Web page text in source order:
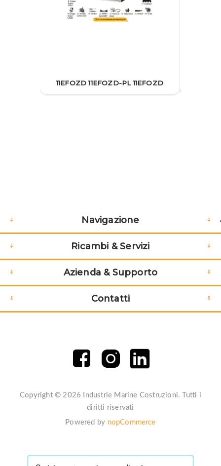
11EFOZD 11EFOZD-PL 11EFOZD
Navigazione
Ricambi & Servizi
Azienda & Supporto
Contatti
Copyright © 2026 Industrie Marine Costruzioni. Tutti i
diritti riservati
Powered by nopCommerce